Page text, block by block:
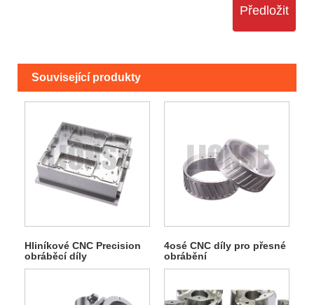
Předložit
Související produkty
Hliníkové CNC Precision
obráběcí díly
4osé CNC díly pro přesné
obrábění